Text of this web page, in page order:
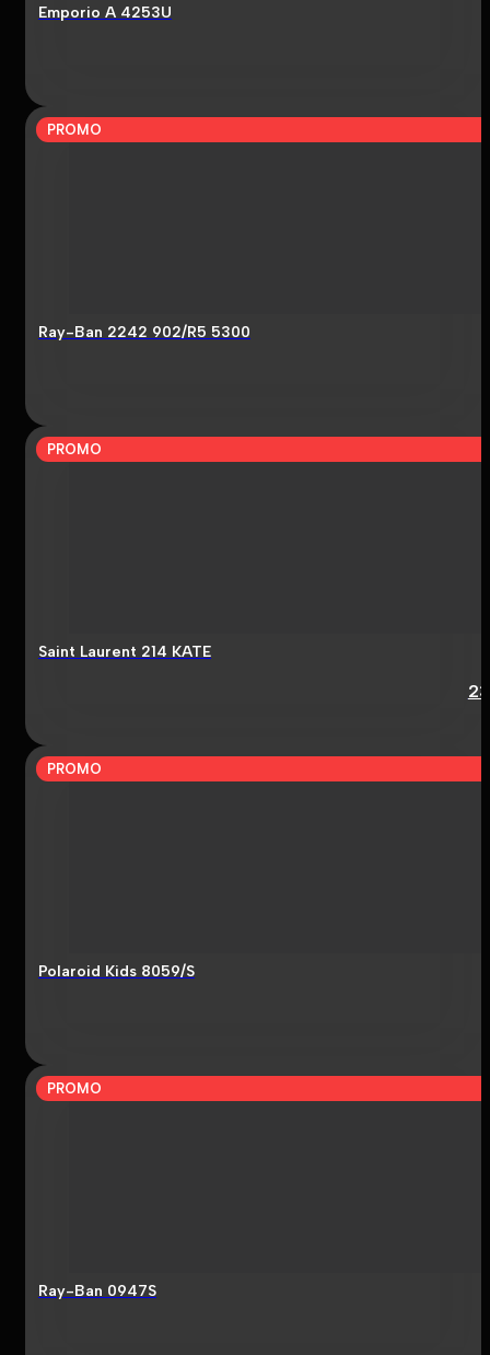
Emporio A 4253U
PROMO
Ray-Ban 2242 902/R5 5300
PROMO
Saint Laurent 214 KATE
PROMO
Polaroid Kids 8059/S
PROMO
Ray-Ban 0947S